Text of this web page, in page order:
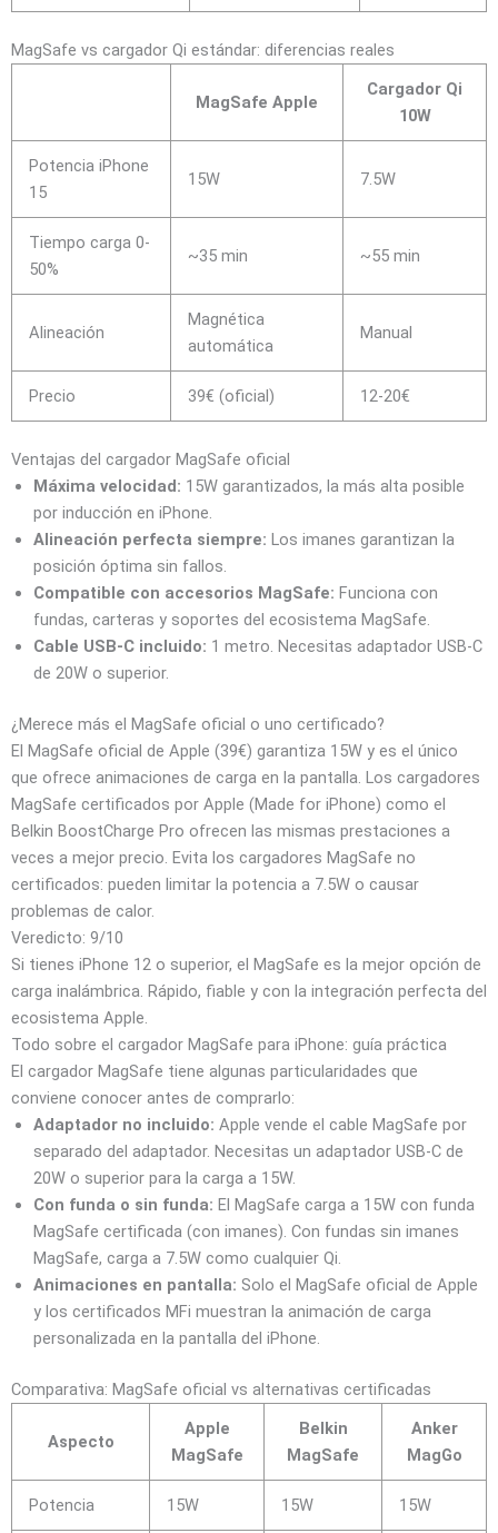
MagSafe vs cargador Qi estándar: diferencias reales
MagSafe Apple
Cargador Qi
10W
Potencia iPhone
15
15W 7.5W
Tiempo carga 0-
50%
~35 min ~55 min
Alineación
Magnética
automática
Manual
Precio 39€ (oficial) 12-20€
Ventajas del cargador MagSafe oficial
Máxima velocidad: 15W garantizados, la más alta posible
por inducción en iPhone.
Alineación perfecta siempre: Los imanes garantizan la
posición óptima sin fallos.
Compatible con accesorios MagSafe: Funciona con
fundas, carteras y soportes del ecosistema MagSafe.
Cable USB-C incluido: 1 metro. Necesitas adaptador USB-C
de 20W o superior.
¿Merece más el MagSafe oficial o uno certificado?
El MagSafe oficial de Apple (39€) garantiza 15W y es el único
que ofrece animaciones de carga en la pantalla. Los cargadores
MagSafe certificados por Apple (Made for iPhone) como el
Belkin BoostCharge Pro ofrecen las mismas prestaciones a
veces a mejor precio. Evita los cargadores MagSafe no
certificados: pueden limitar la potencia a 7.5W o causar
problemas de calor.
Veredicto: 9/10
Si tienes iPhone 12 o superior, el MagSafe es la mejor opción de
carga inalámbrica. Rápido, fiable y con la integración perfecta del
ecosistema Apple.
Todo sobre el cargador MagSafe para iPhone: guía práctica
El cargador MagSafe tiene algunas particularidades que
conviene conocer antes de comprarlo:
Adaptador no incluido: Apple vende el cable MagSafe por
separado del adaptador. Necesitas un adaptador USB-C de
20W o superior para la carga a 15W.
Con funda o sin funda: El MagSafe carga a 15W con funda
MagSafe certificada (con imanes). Con fundas sin imanes
MagSafe, carga a 7.5W como cualquier Qi.
Animaciones en pantalla: Solo el MagSafe oficial de Apple
y los certificados MFi muestran la animación de carga
personalizada en la pantalla del iPhone.
Comparativa: MagSafe oficial vs alternativas certificadas
Aspecto
Apple
MagSafe
Belkin
MagSafe
Anker
MagGo
Potencia 15W 15W 15W